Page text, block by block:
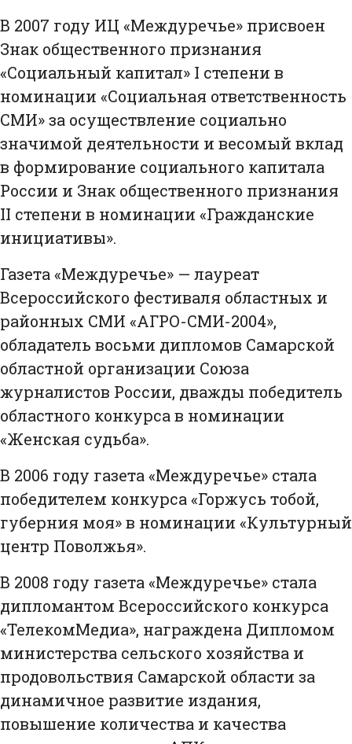
В 2007 году ИЦ «Междуречье» присвоен
Знак общественного признания
«Социальный капитал» I степени в
номинации «Социальная ответственность
СМИ» за осуществление социально
значимой деятельности и весомый вклад
в формирование социального капитала
России и Знак общественного признания
II степени в номинации «Гражданские
инициативы».
Газета «Междуречье» — лауреат
Всероссийского фестиваля областных и
районных СМИ «АГРО-СМИ-2004»,
обладатель восьми дипломов Самарской
областной организации Союза
журналистов России, дважды победитель
областного конкурса в номинации
«Женская судьба».
В 2006 году газета «Междуречье» стала
победителем конкурса «Горжусь тобой,
губерния моя» в номинации «Культурный
центр Поволжья».
В 2008 году газета «Междуречье» стала
дипломантом Всероссийского конкурса
«ТелекомМедиа», награждена Дипломом
министерства сельского хозяйства и
продовольствия Самарской области за
динамичное развитие издания,
повышение количества и качества